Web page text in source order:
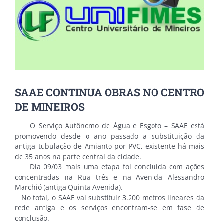
SAAE CONTINUA OBRAS NO CENTRO
DE MINEIROS
O Serviço Autônomo de Água e Esgoto – SAAE está
promovendo desde o ano passado a substituição da
antiga tubulação de Amianto por PVC, existente há mais
de 35 anos na parte central da cidade.
Dia 09/03 mais uma etapa foi concluída com ações
concentradas na Rua três e na Avenida Alessandro
Marchió (antiga Quinta Avenida).
No total, o SAAE vai substituir 3.200 metros lineares da
rede antiga e os serviços encontram-se em fase de
conclusão.